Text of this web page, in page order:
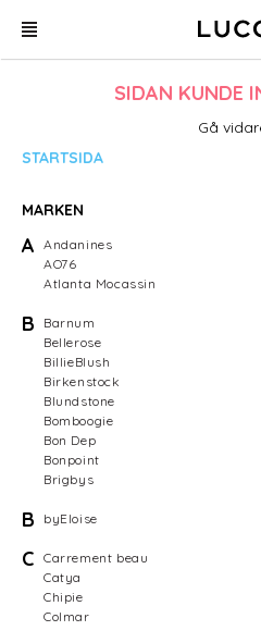
SIDAN KUNDE
Gå
STARTSIDA
MARKEN
A Andanines
AO76
Atlanta Mocassin
B
Barnum
Bellerose
BillieBlush
Birkenstock
Blundstone
Bomboogie
Bon Dep
Bonpoint
Brigbys
B byEloise
C Carrement beau
Catya
Chipie
Colmar